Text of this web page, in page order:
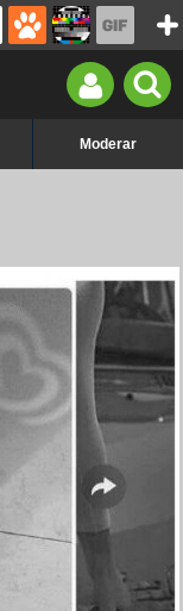
Moderar